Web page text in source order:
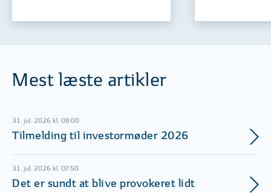
Mest læste artikler
31. jul. 2026 kl. 08:00
Tilmelding til investormøder 2026
31. jul. 2026 kl. 07:50
Det er sundt at blive provokeret lidt